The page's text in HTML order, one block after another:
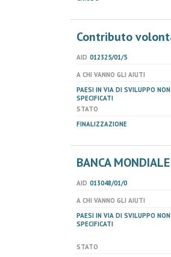
Contributo
AID 012325/01/5
A CHI VANNO GLI AIUTI
PAESI IN VIA DI SVILUPPO NON
SPECIFICATI
STATO
FINALIZZAZIONE
BANCA
AID 013048/01/0
A CHI VANNO GLI AIUTI
PAESI IN VIA DI SVILUPPO NON
SPECIFICATI
STATO